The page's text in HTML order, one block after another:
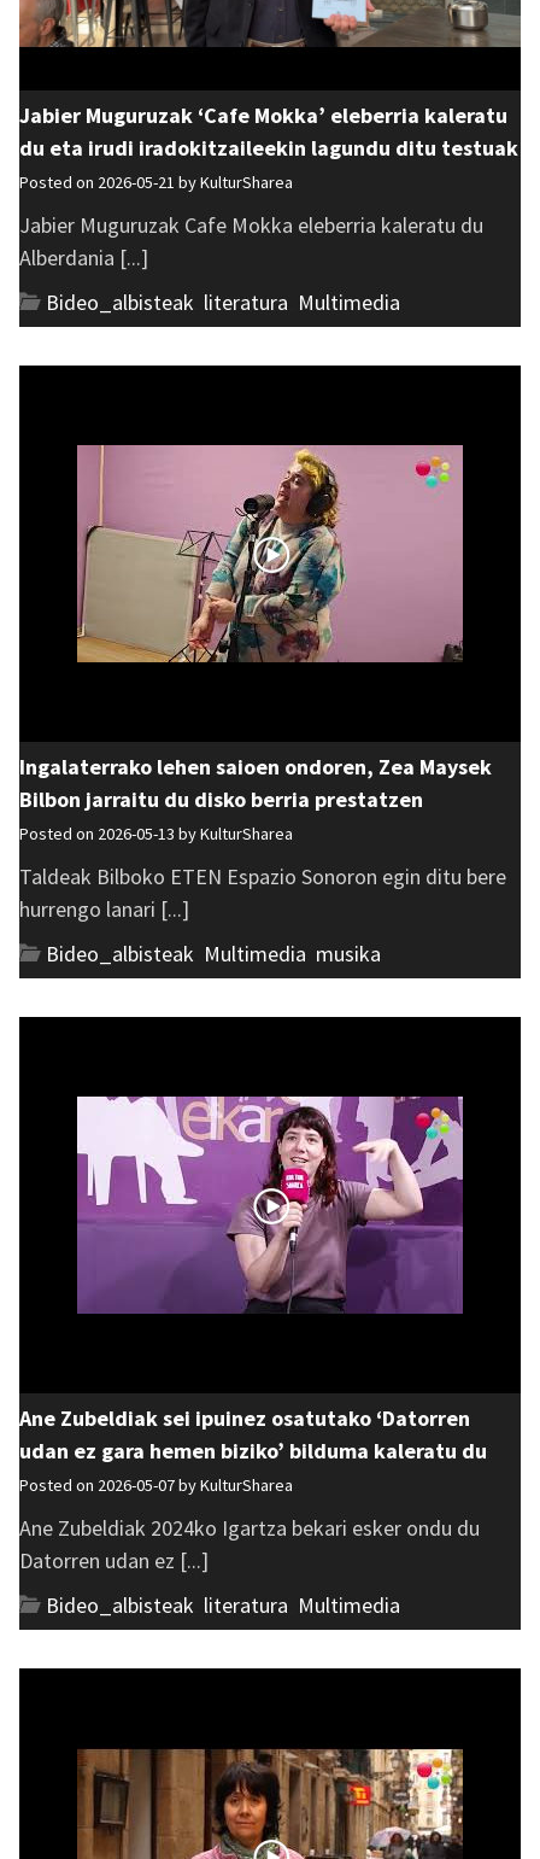
Jabier Muguruzak ‘Cafe Mokka’ eleberria kaleratu
du eta irudi iradokitzaileekin lagundu ditu testuak
Posted on 2026-05-21 byKulturSharea
Jabier Muguruzak Cafe Mokka eleberria kaleratu du
Alberdania [...]
Bideo_albisteak literatura Multimedia
Ingalaterrako lehen saioen ondoren, Zea Maysek
Bilbon jarraitu du disko berria prestatzen
Posted on 2026-05-13 byKulturSharea
Taldeak Bilboko ETEN Espazio Sonoron egin ditu bere
hurrengo lanari [...]
Bideo_albisteak Multimedia musika
Ane Zubeldiak sei ipuinez osatutako ‘Datorren
udan ez gara hemen biziko’ bilduma kaleratu du
Posted on 2026-05-07 byKulturSharea
Ane Zubeldiak 2024ko Igartza bekari esker ondu du
Datorren udan ez [...]
Bideo_albisteak literatura Multimedia